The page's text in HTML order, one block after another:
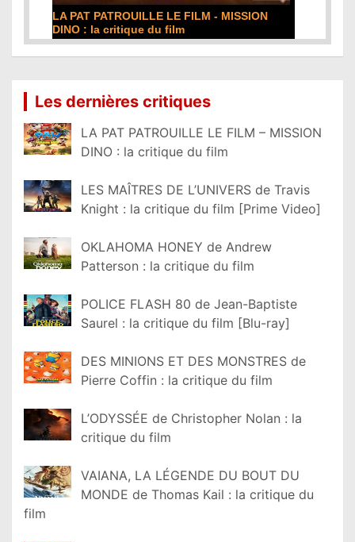
LA PAT PATROUILLE LE FILM - MISSION
DINO : la critique du film
Les dernières critiques
LA PAT PATROUILLE LE FILM – MISSION
DINO : la critique du film
LES MAÎTRES DE L’UNIVERS de Travis
Knight : la critique du film [Prime Video]
OKLAHOMA HONEY de Andrew
Patterson : la critique du film
POLICE FLASH 80 de Jean-Baptiste
Saurel : la critique du film [Blu-ray]
DES MINIONS ET DES MONSTRES de
Pierre Coffin : la critique du film
L’ODYSSÉE de Christopher Nolan : la
critique du film
VAIANA, LA LÉGENDE DU BOUT DU
MONDE de Thomas Kail : la critique du
film